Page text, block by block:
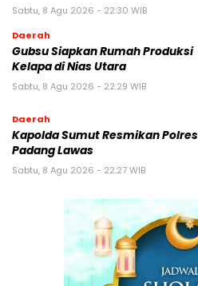
Sabtu, 8 Agu 2026 - 22:30 WIB
Daerah
Gubsu Siapkan Rumah Produksi
Kelapa di Nias Utara
Sabtu, 8 Agu 2026 - 22:29 WIB
Daerah
Kapolda Sumut Resmikan Polres
Padang Lawas
Sabtu, 8 Agu 2026 - 22:27 WIB